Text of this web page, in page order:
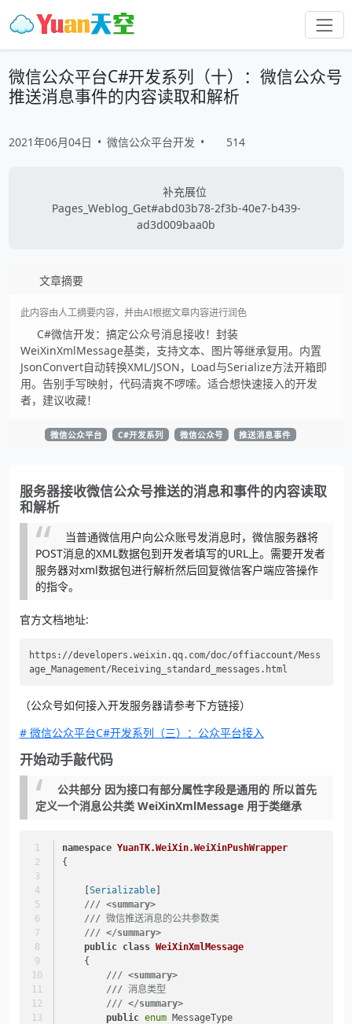
微信公众平台C#开发系列（十）：微信公众号
推送消息事件的内容读取和解析
2021年06月04日 • 微信公众平台开发 • 514
补充展位
Pages_Weblog_Get#abd03b78-2f3b-40e7-b439-
ad3d009baa0b
文章摘要
此内容由人工摘要内容，并由AI根据文章内容进行润色
C#微信开发：搞定公众号消息接收！封装
WeiXinXmlMessage基类，支持文本、图片等继承复用。内置
JsonConvert自动转换XML/JSON，Load与Serialize方法开箱即
用。告别手写映射，代码清爽不啰嗦。适合想快速接入的开发
者，建议收藏！
微信公众平台 C#开发系列 微信公众号 推送消息事件
服务器接收微信公众号推送的消息和事件的内容读取
和解析
当普通微信用户向公众账号发消息时，微信服务器将
POST消息的XML数据包到开发者填写的URL上。需要开发者
服务器对xml数据包进行解析然后回复微信客户端应答操作
的指令。
官方文档地址:
https://developers.weixin.qq.com/doc/offiaccount/Mess
（公众号如何接入开发服务器请参考下方链接）
# 微信公众平台C#开发系列（三）：公众平台接入
开始动手敲代码
公共部分 因为接口有部分属性字段是通用的 所以首先
定义一个消息公共类 WeiXinXmlMessage 用于类继承
namespace YuanTK.WeiXin.WeiXinPushWrapper
{
    [
Serializable]
/// <summary>
/// 微信推送消息的公共参数类
/// </summary>
public class WeiXinXmlMessage
    {
/// <summary>
/// 消息类型
/// </summary>
public enum MessageType